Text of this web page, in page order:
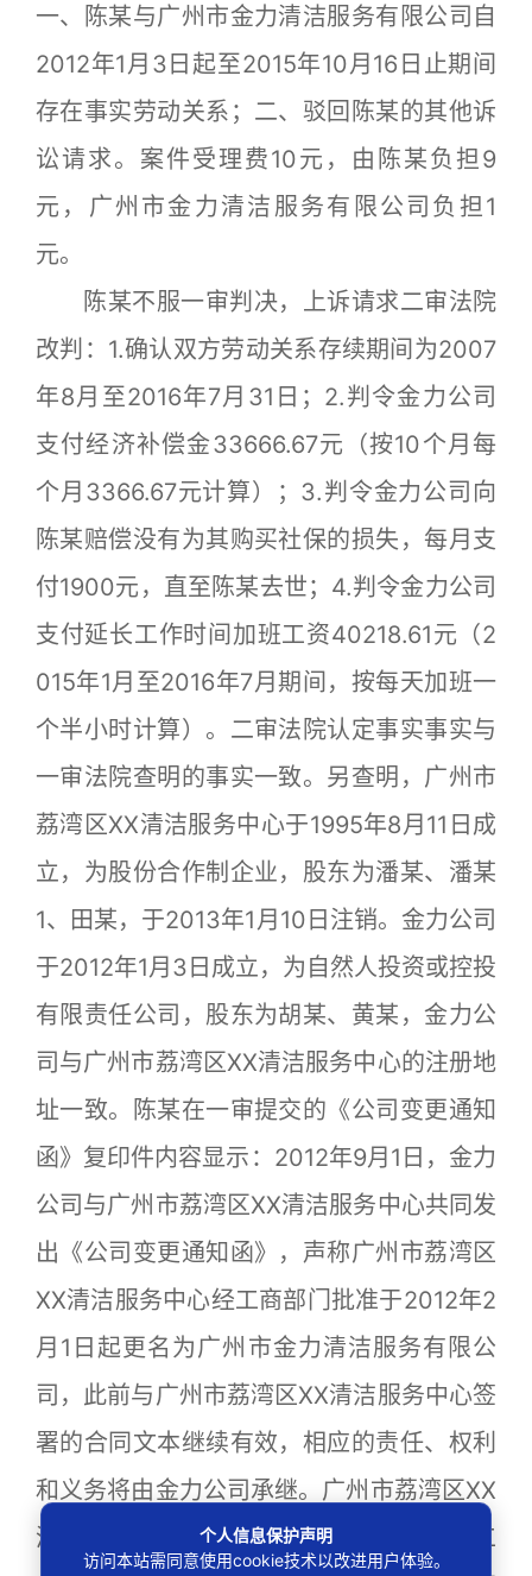
一、陈某与广州市金力清洁服务有限公司自
2012年1月3日起至2015年10月16日止期间
存在事实劳动关系；二、驳回陈某的其他诉
讼请求。案件受理费10元，由陈某负担9
元，广州市金力清洁服务有限公司负担1
元。
陈某不服一审判决，上诉请求二审法院
改判：1.确认双方劳动关系存续期间为2007
年8月至2016年7月31日；2.判令金力公司
支付经济补偿金33666.67元（按10个月每
个月3366.67元计算）；3.判令金力公司向
陈某赔偿没有为其购买社保的损失，每月支
付1900元，直至陈某去世；4.判令金力公司
支付延长工作时间加班工资40218.61元（2
015年1月至2016年7月期间，按每天加班一
个半小时计算）。二审法院认定事实事实与
一审法院查明的事实一致。另查明，广州市
荔湾区XX清洁服务中心于1995年8月11日成
立，为股份合作制企业，股东为潘某、潘某
1、田某，于2013年1月10日注销。金力公司
于2012年1月3日成立，为自然人投资或控投
有限责任公司，股东为胡某、黄某，金力公
司与广州市荔湾区XX清洁服务中心的注册地
址一致。陈某在一审提交的《公司变更通知
函》复印件内容显示：2012年9月1日，金力
公司与广州市荔湾区XX清洁服务中心共同发
出《公司变更通知函》，声称广州市荔湾区
XX清洁服务中心经工商部门批准于2012年2
月1日起更名为广州市金力清洁服务有限公
司，此前与广州市荔湾区XX清洁服务中心签
署的合同文本继续有效，相应的责任、权利
和义务将由金力公司承继。广州市荔湾区XX
清洁服务中心从2008年1月起为陈某参加工
个人信息保护声明
访问本站需同意使用cookie技术以改进用户体验。